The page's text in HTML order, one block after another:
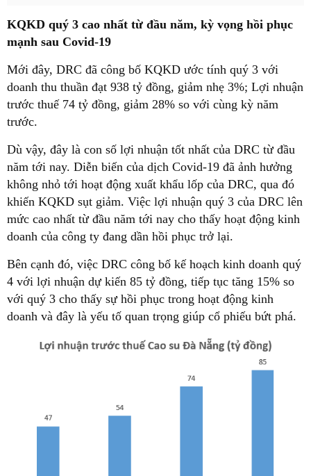
KQKD quý 3 cao nhất từ đầu năm, kỳ vọng hồi phục
mạnh sau Covid-19
Mới đây, DRC đã công bố KQKD ước tính quý 3 với
doanh thu thuần đạt 938 tỷ đồng, giảm nhẹ 3%; Lợi nhuận
trước thuế 74 tỷ đồng, giảm 28% so với cùng kỳ năm
trước.
Dù vậy, đây là con số lợi nhuận tốt nhất của DRC từ đầu
năm tới nay. Diễn biến của dịch Covid-19 đã ảnh hưởng
không nhỏ tới hoạt động xuất khẩu lốp của DRC, qua đó
khiến KQKD sụt giảm. Việc lợi nhuận quý 3 của DRC lên
mức cao nhất từ đầu năm tới nay cho thấy hoạt động kinh
doanh của công ty đang dần hồi phục trở lại.
Bên cạnh đó, việc DRC công bố kế hoạch kinh doanh quý
4 với lợi nhuận dự kiến 85 tỷ đồng, tiếp tục tăng 15% so
với quý 3 cho thấy sự hồi phục trong hoạt động kinh
doanh và đây là yếu tố quan trọng giúp cổ phiếu bứt phá.